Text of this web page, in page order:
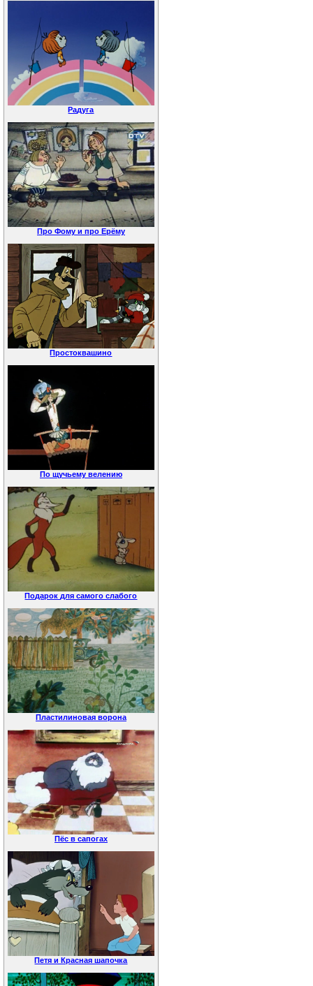
Радуга
Про Фому и про Ерёму
Простоквашино
По щучьему велению
Подарок для самого слабого
Пластилиновая ворона
Пёс в сапогах
Петя и Красная шапочка